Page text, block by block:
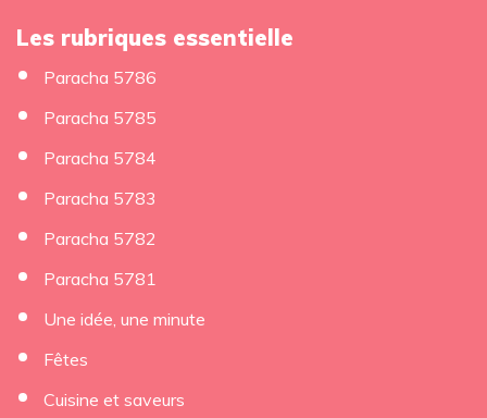
Les rubriques essentielle
Paracha 5786
Paracha 5785
Paracha 5784
Paracha 5783
Paracha 5782
Paracha 5781
Une idée, une minute
Fêtes
Cuisine et saveurs